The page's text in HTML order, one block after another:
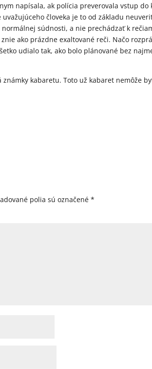
napísala, ak polícia preverovala vstup do
človeka je to od základu
súdnosti, a nie prechádzať k
ako prázdne exaltované reči. Načo
udialo tak, ako bolo plánované bez
kabaretu. Toto už kabaret nemôže
polia sú označené*